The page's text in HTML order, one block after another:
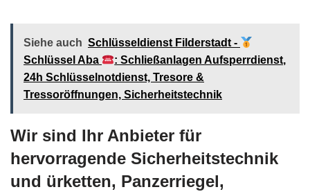
Siehe auch Schlüsseldienst Filderstadt -
Schlüssel Aba
: Schließanlagen Aufsperrdienst,
24h Schlüsselnotdienst, Tresore &
Tressoröffnungen, Sicherheitstechnik
Wir sind Ihr Anbieter für
hervorragende Sicherheitstechnik
und ürketten, Panzerriegel,